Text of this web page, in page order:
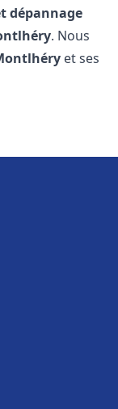
dépannage
. Nous
et ses